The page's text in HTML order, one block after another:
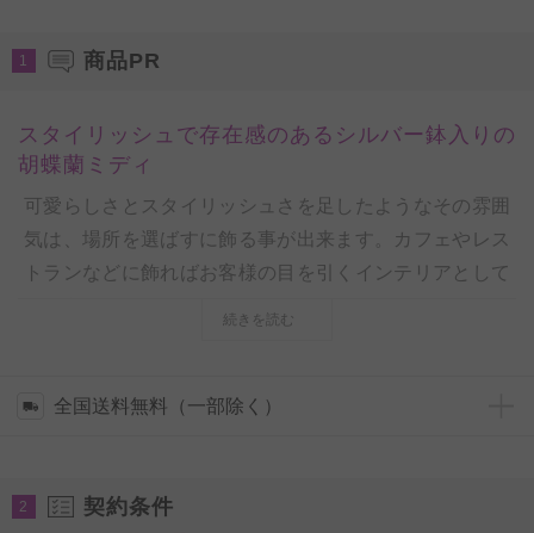
1 商品PR
スタイリッシュで存在感のあるシルバー鉢入りの
胡蝶蘭ミディ
可愛らしさとスタイリッシュさを足したようなその雰囲
気は、場所を選ばすに飾る事が出来ます。カフェやレス
トランなどに飾ればお客様の目を引くインテリアとして
蘭は華やかなピンク色を使用しており、全体的にすっき
れます。
続きを読む
全国送料無料（一部除く）
2 契約条件